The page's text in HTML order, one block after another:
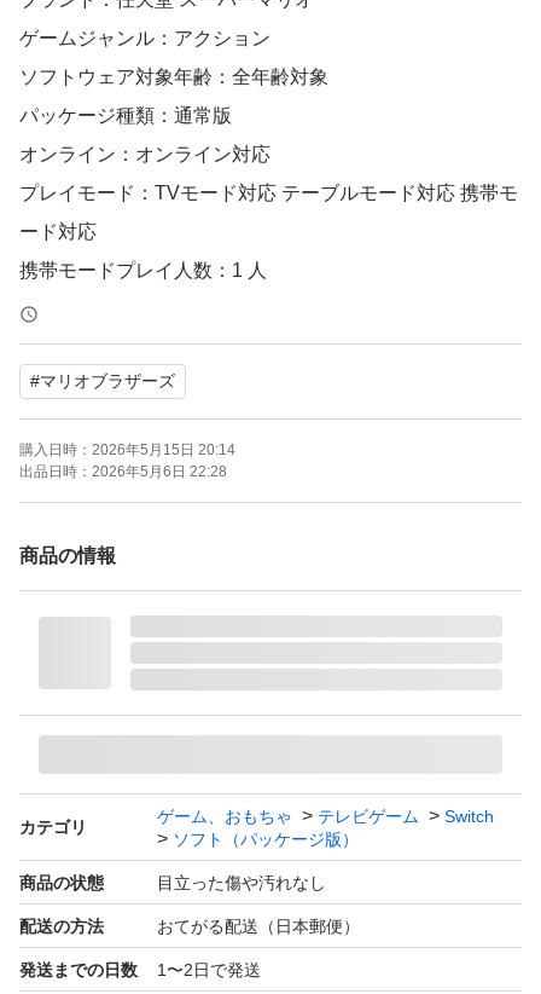
ゲームジャンル：アクション
ソフトウェア対象年齢：全年齢対象
パッケージ種類：通常版
オンライン：オンライン対応
プレイモード：TVモード対応 テーブルモード対応 携帯モ
ード対応
携帯モードプレイ人数：1 人
喫煙者、ペットなどいません
ご購入検討よろしくお願いします
#マリオブラザーズ
購入日時： 2026年5月15日 20:14
出品日時： 2026年5月6日 22:28
商品の情報
カテゴリ
ゲーム、おもちゃ テレビゲーム
Switch
ソフト（パッケージ版）
商品の状態 目立った傷や汚れなし
配送の方法 おてがる配送（日本郵便）
発送までの日数 1〜2日で発送